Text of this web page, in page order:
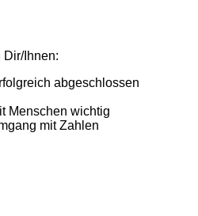
Dir/Ihnen:
abgeschlossen
Menschen wichtig
mit Zahlen